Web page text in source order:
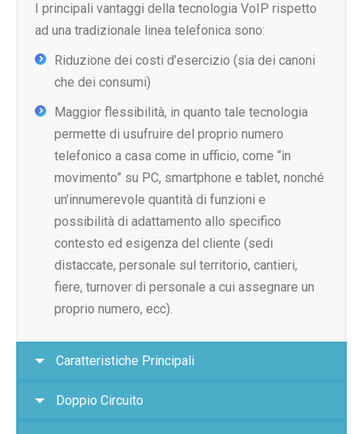
I principali vantaggi della tecnologia VoIP rispetto
ad una tradizionale linea telefonica sono:
Riduzione dei costi d’esercizio (sia dei canoni
che dei consumi)
Maggior flessibilità, in quanto tale tecnologia
permette di usufruire del proprio numero
telefonico a casa come in ufficio, come “in
movimento” su PC, smartphone e tablet, nonché
un’innumerevole quantità di funzioni e
possibilità di adattamento allo specifico
contesto ed esigenza del cliente (sedi
distaccate, personale sul territorio, cantieri,
fiere, turnover di personale a cui assegnare un
proprio numero, ecc).
Caratteristiche Principali
Doppio Circuito